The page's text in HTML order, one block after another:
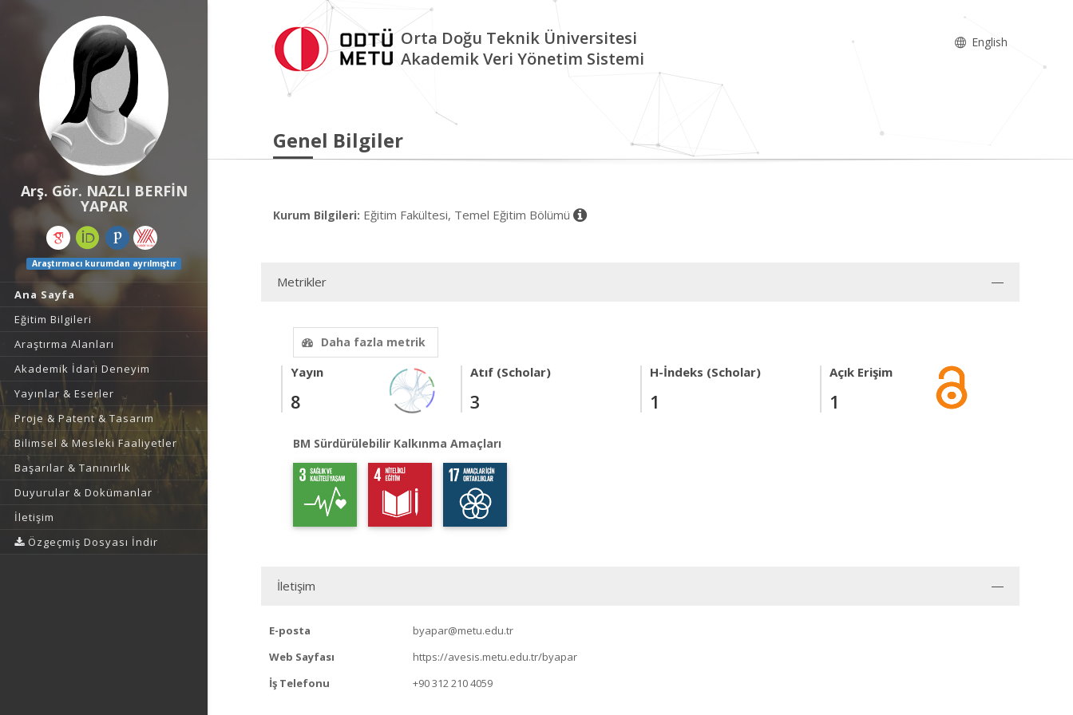
Arş. Gör. NAZLI BERFİN
YAPAR
Araştırmacı kurumdan ayrılmıştır
Ana Sayfa
Eğitim Bilgileri
Araştırma Alanları
Akademik İdari Deneyim
Yayınlar & Eserler
Proje & Patent & Tasarım
Bilimsel & Mesleki Faaliyetler
Başarılar & Tanınırlık
Duyurular & Dokümanlar
İletişim
Özgeçmiş Dosyası İndir
Orta Doğu Teknik Üniversitesi
Akademik Veri Yönetim Sistemi
English
Genel Bilgiler
Kurum Bilgileri: Eğitim Fakültesi, Temel Eğitim Bölümü
Metrikler
Daha fazla metrik
Yayın
8
Atıf (Scholar)
3
H-İndeks (Scholar)
1
Açık Erişim
1
BM Sürdürülebilir Kalkınma Amaçları
İletişim
E-posta
byapar@metu.edu.tr
Web Sayfası
https://avesis.metu.edu.tr/byapar
İş Telefonu
+90 312 210 4059